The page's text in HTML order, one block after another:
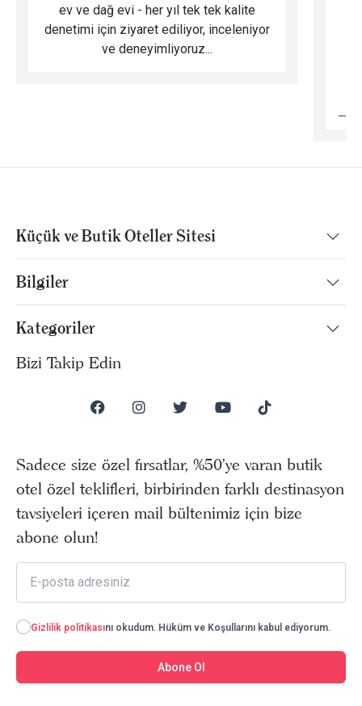
ev ve dağ evi - her yıl tek tek kalite
denetimi için ziyaret ediliyor, inceleniyor
ve deneyimliyoruz...
Küçük ve Butik Oteller Sitesi
Bilgiler
Kategoriler
Bizi Takip Edin
Sadece size özel fırsatlar, %50’ye varan butik
otel özel teklifleri, birbirinden farklı destinasyon
tavsiyeleri içeren mail bültenimiz için bize
abone olun!
Gizlilik politikasını okudum. Hüküm ve Koşullarını kabul ediyorum.
Abone Ol